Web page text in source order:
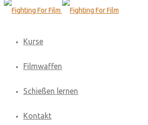
Kurse
Filmwaffen
Schießen lernen
Kontakt